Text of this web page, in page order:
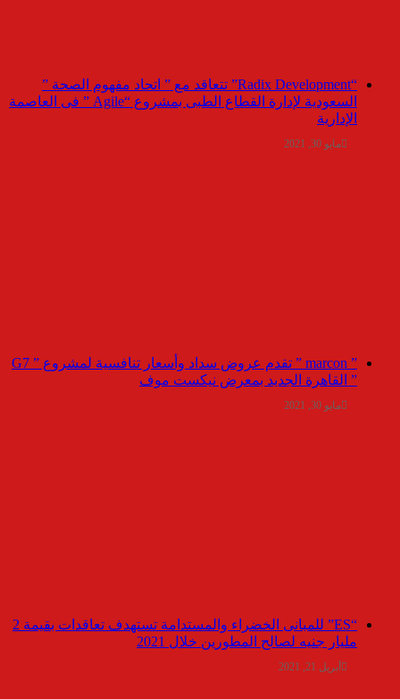
“Radix Development” تتعاقد مع ” اتحاد مفهوم الصحة ”
السعودية لإدارة القطاع الطبى بمشروع “Agile ” فى العاصمة
الإدارية
مايو 30, 2021
” marcon ” تقدم عروض سداد وأسعار تنافسية لمشروع ” G7
” القاهرة الجديد بمعرض نيكست موف
مايو 30, 2021
“ES” للمبانى الخضراء والمستدامة تستهدف تعاقدات بقيمة 2
مليار جنيه لصالح المطورين خلال 2021
أبريل 21, 2021